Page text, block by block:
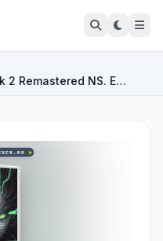
2 Remastered NS. E…